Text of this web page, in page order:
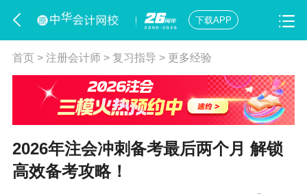
下载APP
首页> 注册会计师> 复习指导 > 更多经验
2026年注会冲刺备考最后两个月 解锁
高效备考攻略！